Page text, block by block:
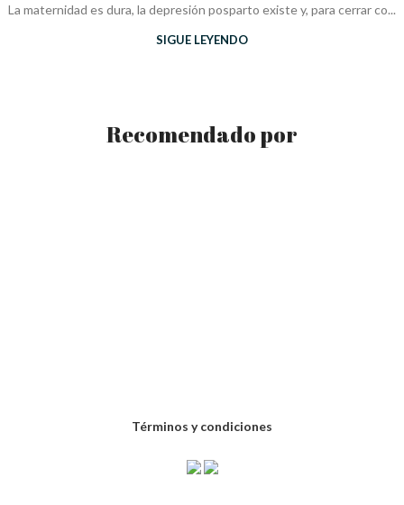
La maternidad es dura, la depresión posparto existe y, para cerrar co...
SIGUE LEYENDO
Recomendado por
Términos y condiciones